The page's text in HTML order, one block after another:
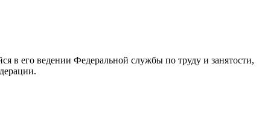
в его ведении Федеральной службы по труду и занятости,